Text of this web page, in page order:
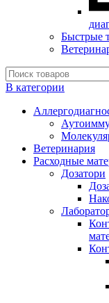
Быстрые
В категории
Ветеринария
Расходные
Дозатори